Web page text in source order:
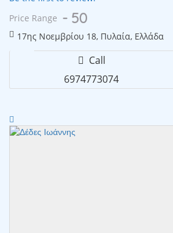
Price Range - 50
17ης Νοεμβρίου 18, Πυλαία, Ελλάδα
Call
6974773074